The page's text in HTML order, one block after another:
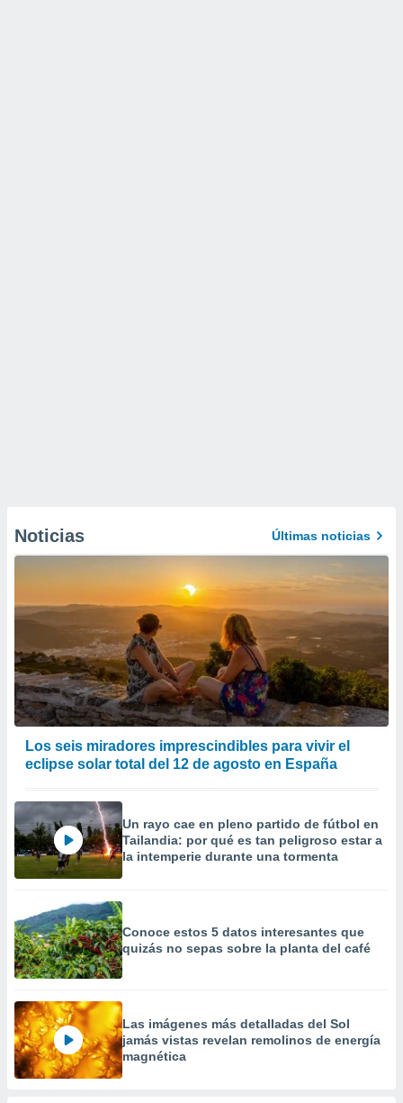
Noticias Últimas noticias
Los seis miradores imprescindibles para vivir el
eclipse solar total del 12 de agosto en España
Un rayo cae en pleno partido de fútbol en
Tailandia: por qué es tan peligroso estar a
la intemperie durante una tormenta
Conoce estos 5 datos interesantes que
quizás no sepas sobre la planta del café
Las imágenes más detalladas del Sol
jamás vistas revelan remolinos de energía
magnética